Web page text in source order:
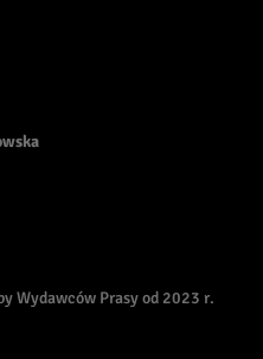
Wydawców Prasy od 2023 r.